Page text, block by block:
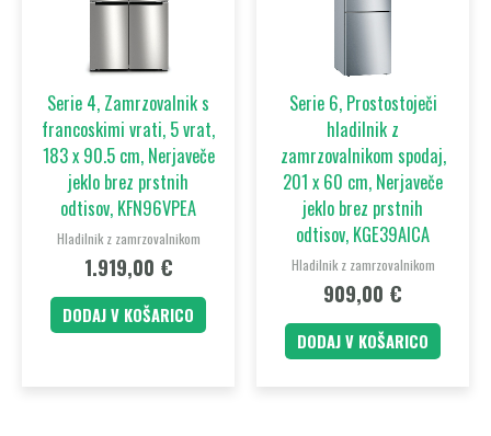
Serie 4, Zamrzovalnik s
francoskimi vrati, 5 vrat,
183 x 90.5 cm, Nerjaveče
jeklo brez prstnih
odtisov, KFN96VPEA
Hladilnik z zamrzovalnikom
1.919,00 €
DODAJ V KOŠARICO
Serie 6, Prostostoječi
hladilnik z
zamrzovalnikom spodaj,
201 x 60 cm, Nerjaveče
jeklo brez prstnih
odtisov, KGE39AICA
Hladilnik z zamrzovalnikom
909,00 €
DODAJ V KOŠARICO